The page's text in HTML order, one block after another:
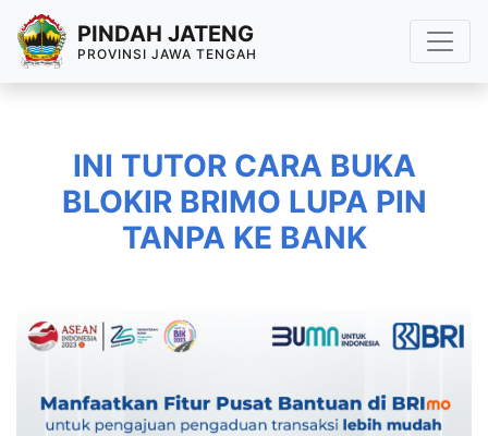
PINDAH JATENG
PROVINSI JAWA TENGAH
INI TUTOR CARA BUKA
BLOKIR BRIMO LUPA PIN
TANPA KE BANK